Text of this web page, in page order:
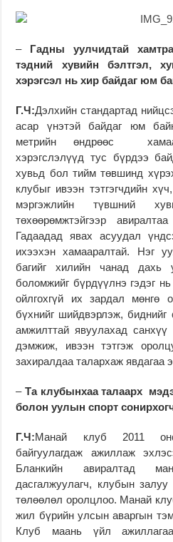
– Гадны уулчидтай
тэдний хувийн бэлтгэл,
хэрэгсэл нь хир байдаг юм
Г.Ч:Дэлхийн стандартад
асар үнэтэй байдаг юм
метрийн өндрөөс
хэрэгслэлүүд тус бүрдээ
хувьд бол тийм төвшинд
клубыг ивээн тэтгэгчдийн
мэргэжлийн түвшний
төхөөрөмжтэйгээр
Гадаадад явах асуудал
ихээхэн хамааралтай. Нэг
багийг хилийн чанад дахь
боломжийг бүрдүүлнэ гэдэг
ойлгохгүй их зардал мөнгө
бүхнийг шийдвэрлэж, биднийг
амжилттай явуулахад
дэмжиж, ивээн тэтгэж
захиралдаа талархаж явдагаа
– Та клубынхаа талаарх
болон уулын спорт
Г.Ч:Манай клуб 2011
байгуулагдаж ажиллаж
Бланкийн авиралтад
дасгалжуулагч, клубын
төлөөлөл оролцлоо. Манай
жил бүрийн улсын аваргын
Клуб маань үйл